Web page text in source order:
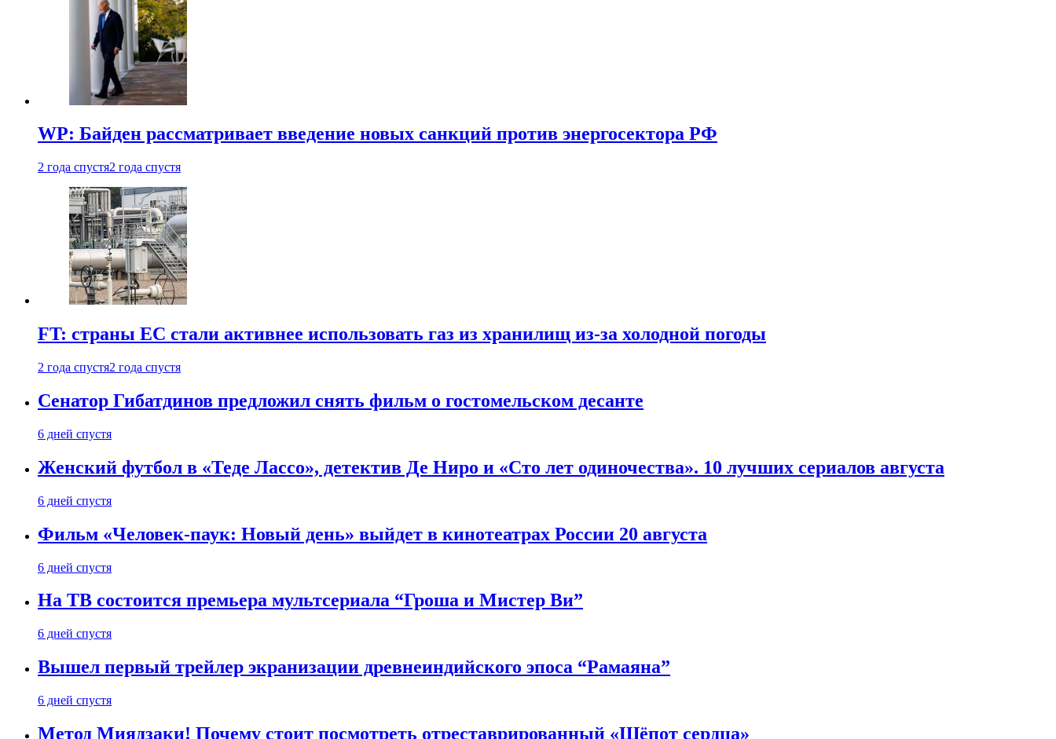
WP: Байден рассматривает введение новых санкций против энергосектора РФ
2 года спустя2 года спустя
FT: страны ЕС стали активнее использовать газ из хранилищ из-за холодной погоды
2 года спустя2 года спустя
Сенатор Гибатдинов предложил снять фильм о гостомельском десанте
6 дней спустя
Женский футбол в «Теде Лассо», детектив Де Ниро и «Сто лет одиночества». 10 лучших сериалов августа
6 дней спустя
Фильм «Человек-паук: Новый день» выйдет в кинотеатрах России 20 августа
6 дней спустя
На ТВ состоится премьера мультсериала “Гроша и Мистер Ви”
6 дней спустя
Вышел первый трейлер экранизации древнеиндийского эпоса “Рамаяна”
6 дней спустя
Метод Миядзаки! Почему стоит посмотреть отреставрированный «Шёпот сердца»